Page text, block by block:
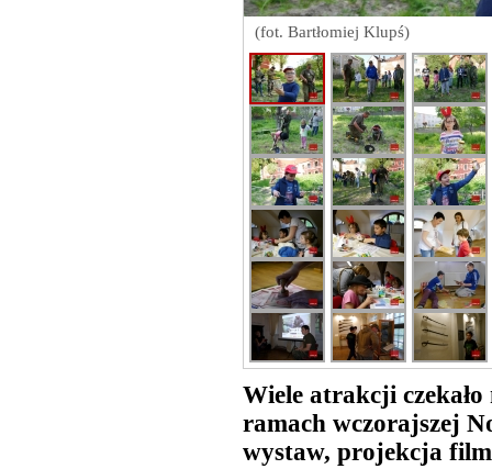
(fot. Bartłomiej Klupś)
Wiele atrakcji
ramach wczorajszej
wystaw, projekcja